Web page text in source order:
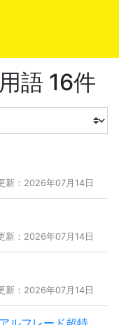
語 16件
新：2026年07月14日
新：2026年07月14日
新：2026年07月14日